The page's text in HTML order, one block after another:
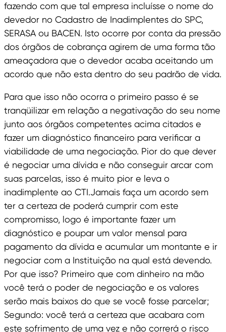
fazendo com que tal empresa incluísse o nome do
devedor no Cadastro de Inadimplentes do SPC,
SERASA ou BACEN. Isto ocorre por conta da pressão
dos órgãos de cobrança agirem de uma forma tão
ameaçadora que o devedor acaba aceitando um
acordo que não esta dentro do seu padrão de vida.
Para que isso não ocorra o primeiro passo é se
tranqüilizar em relação a negativação do seu nome
junto aos órgãos competentes acima citados e
fazer um diagnóstico financeiro para verificar a
viabilidade de uma negociação. Pior do que dever
é negociar uma dívida e não conseguir arcar com
suas parcelas, isso é muito pior e leva o
inadimplente ao CTI.Jamais faça um acordo sem
ter a certeza de poderá cumprir com este
compromisso, logo é importante fazer um
diagnóstico e poupar um valor mensal para
pagamento da dívida e acumular um montante e ir
negociar com a Instituição na qual está devendo.
Por que isso? Primeiro que com dinheiro na mão
você terá o poder de negociação e os valores
serão mais baixos do que se você fosse parcelar;
Segundo: você terá a certeza que acabara com
este sofrimento de uma vez e não correrá o risco